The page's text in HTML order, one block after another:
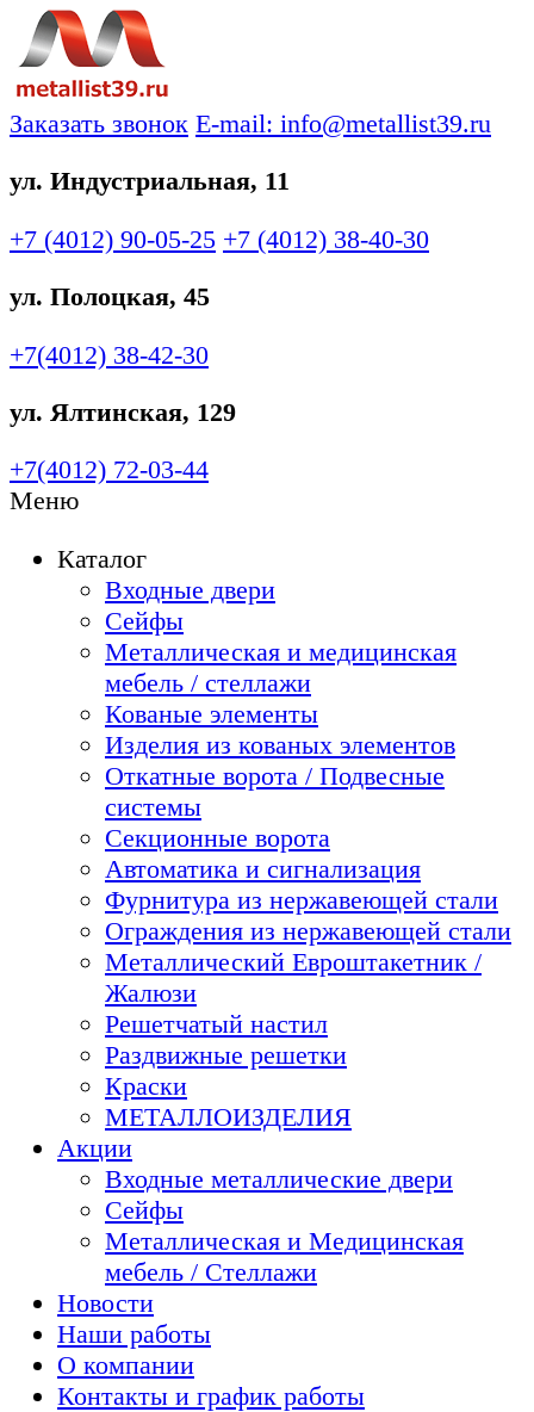
Заказать звонок E-mail: info@metallist39.ru
ул. Индустриальная, 11
+7 (4012) 90-05-25 +7 (4012) 38-40-30
ул. Полоцкая, 45
+7(4012) 38-42-30
ул. Ялтинская, 129
+7(4012) 72-03-44
Меню
Каталог
Входные двери
Сейфы
Металлическая и медицинская
мебель / стеллажи
Кованые элементы
Изделия из кованых элементов
Откатные ворота / Подвесные
системы
Секционные ворота
Автоматика и сигнализация
Фурнитура из нержавеющей стали
Ограждения из нержавеющей стали
Металлический Евроштакетник /
Жалюзи
Решетчатый настил
Раздвижные решетки
Краски
МЕТАЛЛОИЗДЕЛИЯ
Акции
Входные металлические двери
Сейфы
Металлическая и Медицинская
мебель / Стеллажи
Новости
Наши работы
О компании
Контакты и график работы